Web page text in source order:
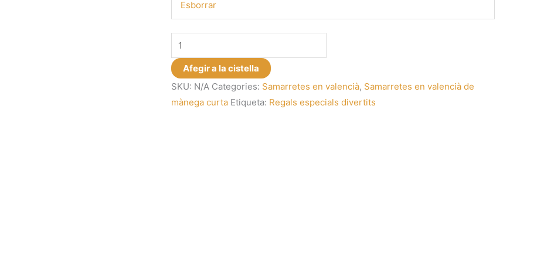
Esborrar
quantitat
de
Samarreta
de
mànega
Afegir a la cistella
SKU: N/A Categories: Samarretes en valencià, Samarretes en valencià de
mànega curta Etiqueta: Regals especials divertits